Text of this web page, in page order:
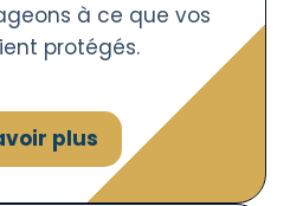
à ce que vos
protégés.
plus